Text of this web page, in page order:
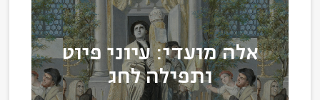
אלה מועדי: עיוני פיוט
ותפילה לחג